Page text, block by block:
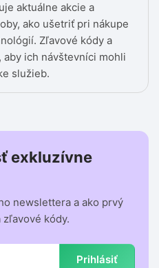
aktuálne akcie a
ako ušetriť pri nákupe
Zľavové kódy a
ich návštevníci mohli
služieb.
exkluzívne
newslettera a ako prvý
kódy.
Prihlásiť